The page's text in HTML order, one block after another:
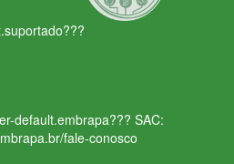
default.embrapa??? SAC:
fale-conosco